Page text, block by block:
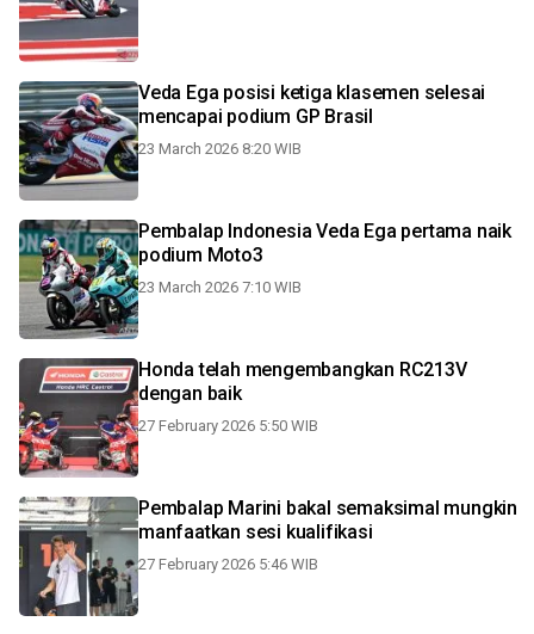
Veda Ega posisi ketiga klasemen selesai
mencapai podium GP Brasil
23 March 2026 8:20 WIB
Pembalap Indonesia Veda Ega pertama naik
podium Moto3
23 March 2026 7:10 WIB
Honda telah mengembangkan RC213V
dengan baik
27 February 2026 5:50 WIB
Pembalap Marini bakal semaksimal mungkin
manfaatkan sesi kualifikasi
27 February 2026 5:46 WIB